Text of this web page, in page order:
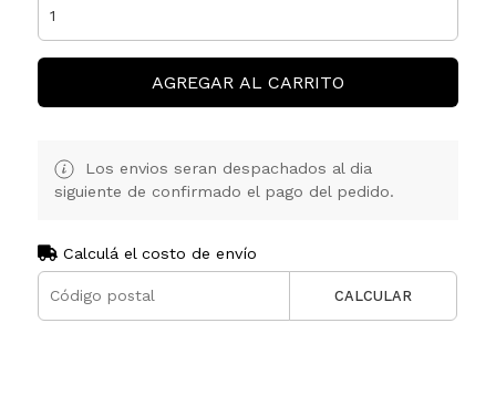
AGREGAR AL CARRITO
Los envios seran despachados al dia
siguiente de confirmado el pago del pedido.
Calculá el costo de envío
CALCULAR